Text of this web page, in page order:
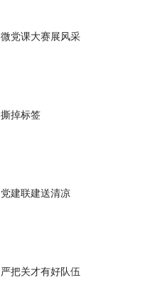
微党课大赛展风采
撕掉标签
党建联建送清凉
严把关才有好队伍